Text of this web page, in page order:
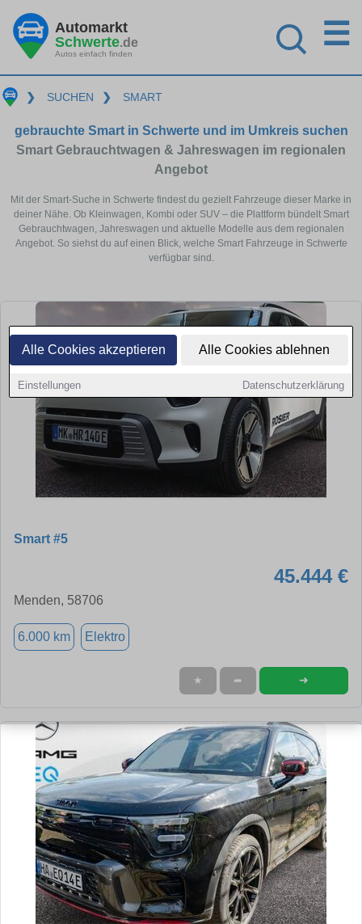
Alle Cookies akzeptieren Alle Cookies ablehnen
Einstellungen Datenschutzerklärung
Automarkt
Schwerte.de
Autos einfach finden
☰
❯ SUCHEN ❯ SMART
gebrauchte Smart in Schwerte und im Umkreis suchen
Smart Gebrauchtwagen & Jahreswagen im regionalen
Angebot
Mit der Smart-Suche in Schwerte findest du gezielt Fahrzeuge dieser Marke in
deiner Nähe. Ob Kleinwagen, Kombi oder SUV – die Plattform bündelt Smart
Gebrauchtwagen, Jahreswagen und aktuelle Modelle aus dem regionalen
Angebot. So siehst du auf einen Blick, welche Smart Fahrzeuge in Schwerte
verfügbar sind.
Smart #5
45.444 €
Menden, 58706
6.000 km Elektro
★ ➦ ➜